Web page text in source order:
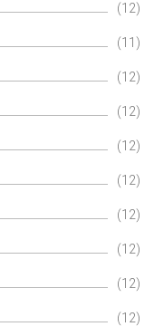
(12)
(11)
(12)
(12)
(12)
(12)
(12)
(12)
(12)
(12)